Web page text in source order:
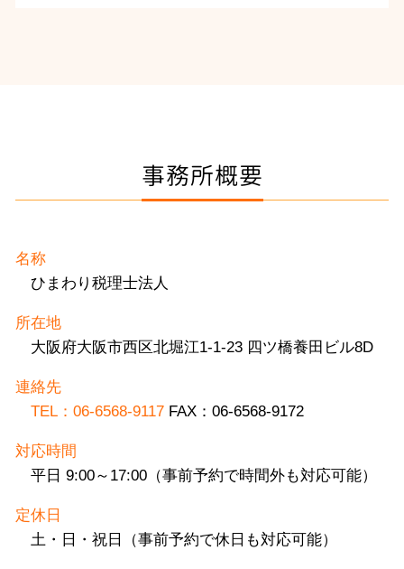
事務所概要
名称
ひまわり税理士法人
所在地
大阪府大阪市西区北堀江1-1-23 四ツ橋養田ビル8D
連絡先
TEL：06-6568-9117 FAX：06-6568-9172
対応時間
平日 9:00～17:00（事前予約で時間外も対応可能）
定休日
土・日・祝日（事前予約で休日も対応可能）